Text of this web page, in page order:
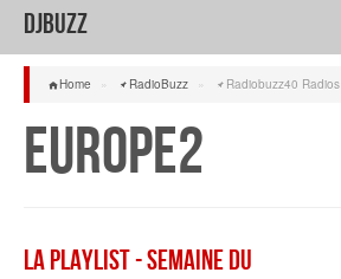
DJBuzz
Home » RadioBuzz » Radiobuzz40 Radios
Europe2
La Playlist - semaine du